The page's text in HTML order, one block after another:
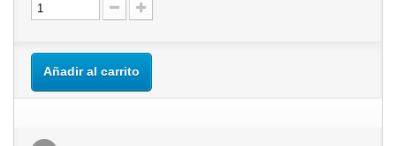
Añadir al carrito